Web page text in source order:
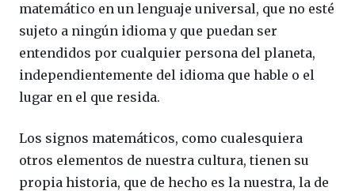
matemático en un lenguaje universal, que no esté
sujeto a ningún idioma y que puedan ser
entendidos por cualquier persona del planeta,
independientemente del idioma que hable o el
lugar en el que resida.
Los signos matemáticos, como cualesquiera
otros elementos de nuestra cultura, tienen su
propia historia, que de hecho es la nuestra, la de